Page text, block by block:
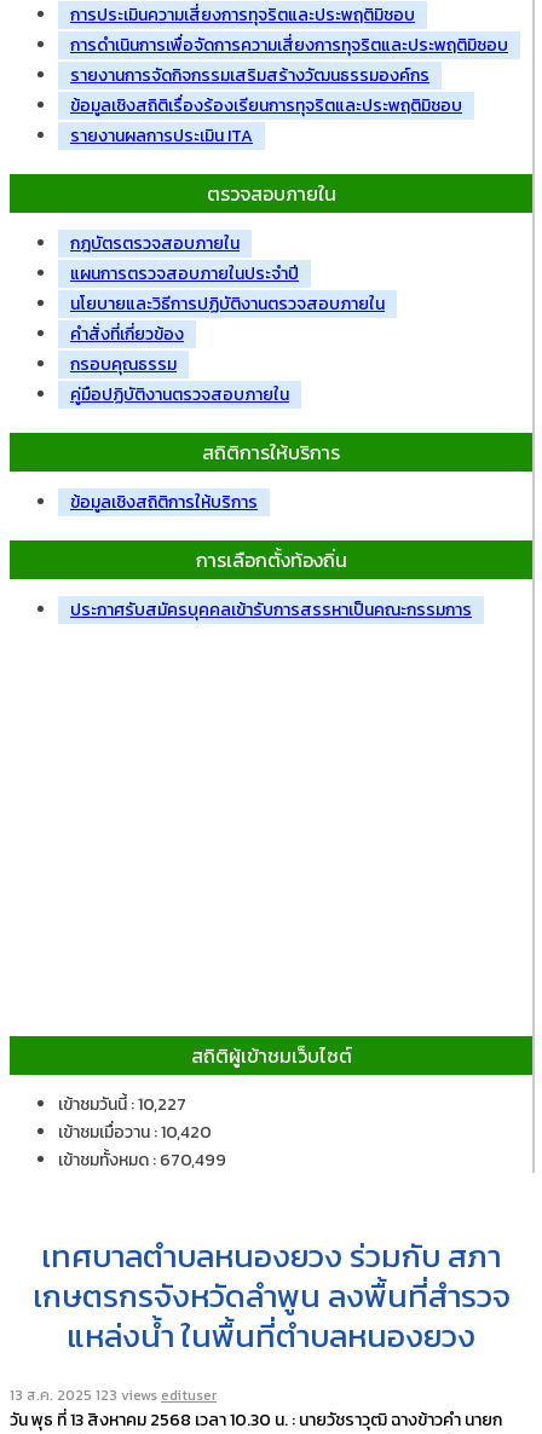
การประเมินความเสี่ยงการทุจริตและประพฤติมิชอบ
การดำเนินการเพื่อจัดการความเสี่ยงการทุจริตและประพฤติมิชอบ
รายงานการจัดกิจกรรมเสริมสร้างวัฒนธรรมองค์กร
ข้อมูลเชิงสถิติเรื่องร้องเรียนการทุจริตและประพฤติมิชอบ
รายงานผลการประเมิน ITA
ตรวจสอบภายใน
กฎบัตรตรวจสอบภายใน
แผนการตรวจสอบภายในประจำปี
นโยบายและวิธีการปฏิบัติงานตรวจสอบภายใน
คำสั่งที่เกี่ยวข้อง
กรอบคุณธรรม
คู่มือปฏิบัติงานตรวจสอบภายใน
สถิติการให้บริการ
ข้อมูลเชิงสถิติการให้บริการ
การเลือกตั้งท้องถิ่น
ประกาศรับสมัครบุคคลเข้ารับการสรรหาเป็นคณะกรรมการ
สถิติผู้เข้าชมเว็บไซต์
เข้าชมวันนี้ : 10,227
เข้าชมเมื่อวาน : 10,420
เข้าชมทั้งหมด : 670,499
เทศบาลตำบลหนองยวง ร่วมกับ สภา
เกษตรกรจังหวัดลำพูน ลงพื้นที่สำรวจ
แหล่งน้ำ ในพื้นที่ตำบลหนองยวง
13 ส.ค. 2025 123 views edituser
วัน พุธ ที่ 13 สิงหาคม 2568 เวลา 10.30 น. : นายวัชราวุฒิ ฉางข้าวคำ นายก